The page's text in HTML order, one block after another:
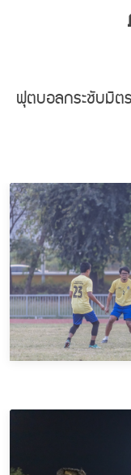
ฟุตบอลกระชับมิต